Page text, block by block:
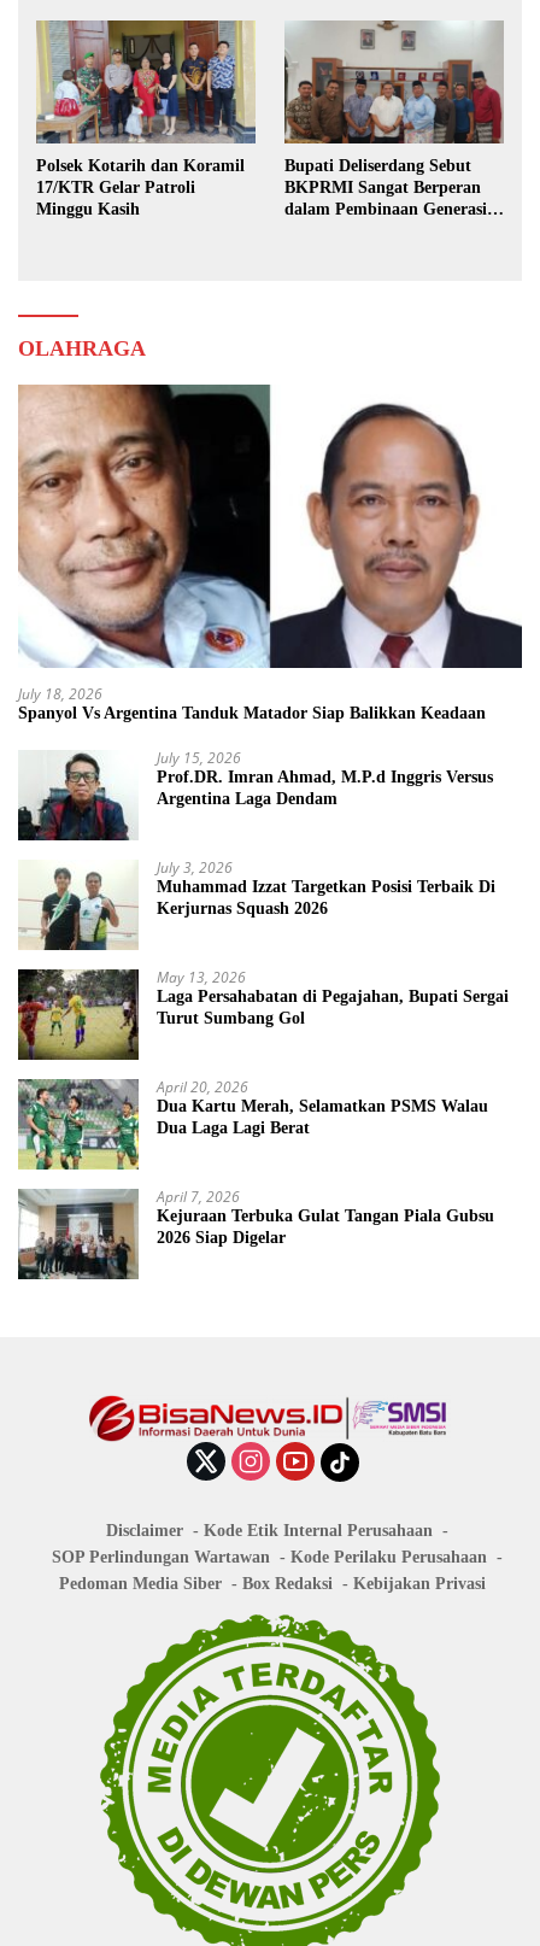
Polsek Kotarih dan Koramil
17/KTR Gelar Patroli
Minggu Kasih
Bupati Deliserdang Sebut
BKPRMI Sangat Berperan
dalam Pembinaan Generasi
OLAHRAGA
July 18, 2026
Spanyol Vs Argentina Tanduk Matador Siap Balikkan Keadaan
July 15, 2026
Prof.DR. Imran Ahmad, M.P.d Inggris Versus
Argentina Laga Dendam
July 3, 2026
Muhammad Izzat Targetkan Posisi Terbaik Di
Kerjurnas Squash 2026
May 13, 2026
Laga Persahabatan di Pegajahan, Bupati Sergai
Turut Sumbang Gol
April 20, 2026
Dua Kartu Merah, Selamatkan PSMS Walau
Dua Laga Lagi Berat
April 7, 2026
Kejuraan Terbuka Gulat Tangan Piala Gubsu
2026 Siap Digelar
Disclaimer
Kode Etik Internal Perusahaan
SOP Perlindungan Wartawan
Kode Perilaku Perusahaan
Pedoman Media Siber
Box Redaksi Kebijakan Privasi